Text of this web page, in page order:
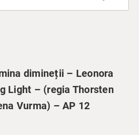
dimineții – Leonora
Light – (regia Thorsten
Vurma) – AP 12